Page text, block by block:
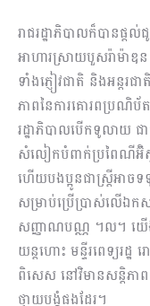
រាជរដ្ឋាភិបាលក៏​បានផ្ត
អាហារស្រាយបួសរ៉ាម៉ា​ឌ
ទាំងភ្ញៀវជាតិ និងអន្តរ
ភាពនៃការគោរពប្រណិប័
រដ្ឋាភិបាលបើកទូលាយ ជ
សំលៀកបំពាក់ប្រពៃណីអ៊ិស្
ហើយបងប្អូនជាស្ត្រីអា
សម្រាប់ប្រើប្រាស់លើឯក
សញ្ញាណបណ្ណ ។ល។ យើង
យន្តហោះ មន្ទីរពេទ្យរដ្
ពិសេស នៅវិមានសន្តិភាព
ថ្វាយបង្គំផងដែរ។